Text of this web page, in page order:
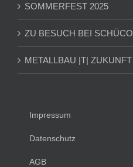
SOMMERFEST 2025
ZU BESUCH BEI SCHÜCO
METALLBAU |T| ZUKUNFT
Impressum
Datenschutz
AGB